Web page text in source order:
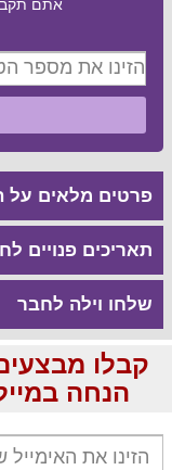
אתם
פרטים מלאים על
תאריכים פנויים
שלחו וילה לחבר
הנחה